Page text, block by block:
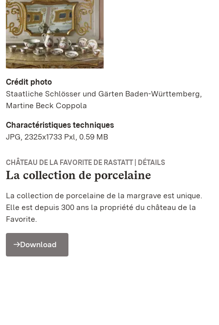
Crédit photo
Staatliche Schlösser und Gärten Baden-Württemberg,
Martine Beck Coppola
Charactéristiques techniques
JPG, 2325x1733 Pxl, 0.59 MB
CHÂTEAU DE LA FAVORITE DE RASTATT | DÉTAILS
La collection de porcelaine
La collection de porcelaine de la margrave est unique.
Elle est depuis 300 ans la propriété du château de la
Favorite.
Download